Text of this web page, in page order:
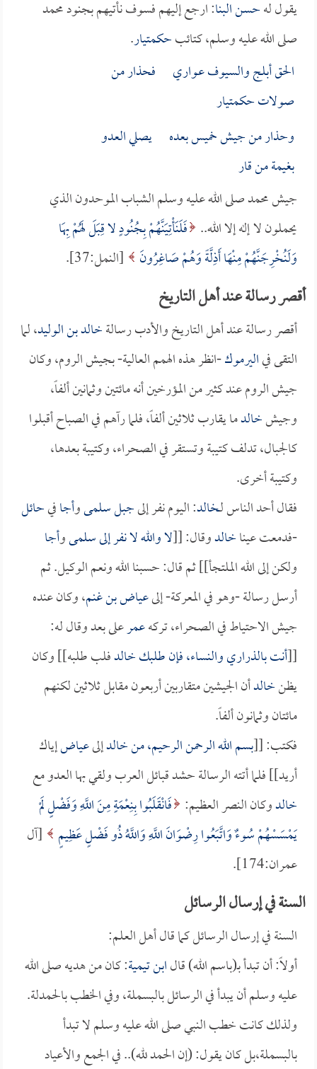
يقول لهحسن البنا: ارجع إليهم فسوف نأتيهم بجنود محمد
صلى الله عليه وسلم، كتائبحكمتيار.
الحق أبلج والسيوف عـواري فحذار من
صولاتحكمتيار
وحذار من جيش خميس بعده يصلي العدو
بغيمة من قار
جيش محمد صلى الله عليه وسلم الشباب الموحدون الذي
يحملون لا إله إلا الله.. فَلَنَأْتِيَنَّهُمْ بِجُنُودٍ لا قِبَلَ لَهُمْ بِهَا
وَلَنُخْرِجَنَّهُمْ مِنْهَا أَذِلَّةً وَهُمْ صَاغِرُونَ
[النمل:37].
أقصر رسالة عند أهل التاريخ
أقصر رسالة عند أهل التاريخ والأدب رسالةخالد بن الوليد، لما
التقى فياليرموك-انظر هذه الهمم العالية- بجيش الروم، وكان
جيش الروم عند كثير من المؤرخين أنه مائتين وثمانين ألفاً،
وجيشخالدما يقارب ثلاثين ألفاً، فلما رآهم في الصباح أقبلوا
كالجبال، تدلف كتيبة وتستقر في الصحراء، وكتيبة بعدها،
وكتيبة أخرى.
فقال أحد الناس لـخالد: اليوم نفر إلىجبل سلمىوأجافيحائل
-فدمعت عيناخالدوقال: [[لا والله لا نفر إلىسلمىوأجا
ولكن إلى الله الملتجأ]] ثم قال: حسبنا الله ونعم الوكيل. ثم
أرسل رسالة -وهو في المعركة- إلىعياض بن غنم، وكان عنده
جيش الاحتياط في الصحراء، تركهعمرعلى بعد وقال له:
[[أنت بالذراري والنساء، فإن طلبكخالدفلب طلبه]] وكان
يظنخالدأن الجيشين متقاربين أربعون مقابل ثلاثين لكنهم
مائتان وثمانون ألفاً.
فكتب: [[بسم الله الرحمن الرحيم، منخالدإلىعياضإياك
أريد]] فلما أتته الرسالة حشد قبائل العرب ولقي بها العدو مع
خالدوكان النصر العظيم: فَانْقَلَبُوا بِنِعْمَةٍ مِنَ اللَّهِ وَفَضْلٍ لَمْ
يَمْسَسْهُمْ سُوءٌ وَاتَّبَعُوا رِضْوَانَ اللَّهِ وَاللَّهُ ذُو فَضْلٍ عَظِيمٍ
[آل
عمران:174].
السنة في إرسال الرسائل
السنة في إرسال الرسائل كما قال أهل العلم:
أولاً: أن تبدأ بـ(باسم الله) قالابن تيمية: كان من هديه صلى الله
عليه وسلم أن يبدأ في الرسائل بالبسملة، وفي الخطب بالحمدلة.
ولذلك كانت خطب النبي صلى الله عليه وسلم لا تبدأ
بالبسملة،بل كان يقول: (إن الحمد لله).. في الجمع والأعياد